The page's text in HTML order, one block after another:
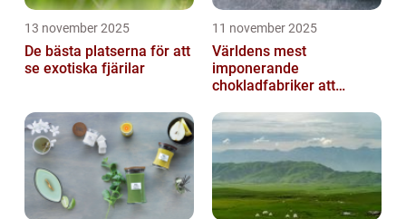
13 november 2025
De bästa platserna för att
se exotiska fjärilar
11 november 2025
Världens mest
imponerande
chokladfabriker att